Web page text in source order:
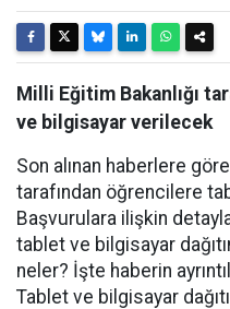
Milli Eğitim Bakanlığı
ve bilgisayar verilecek
Son alınan haberlere
tarafından öğrencilere
Başvurulara ilişkin
tablet ve bilgisayar
neler? İşte haberin
Tablet ve bilgisayar